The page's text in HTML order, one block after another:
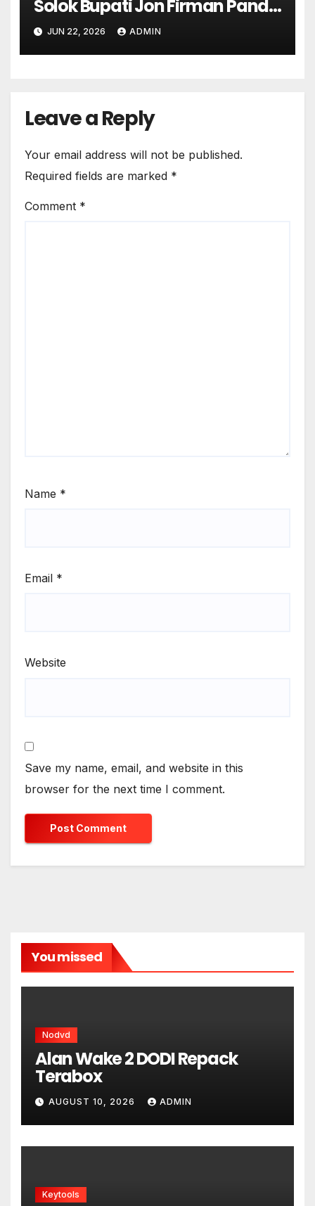
Solok Bupati Jon Firman Pandu
Pimpin Apel, Sensus Ekonomi
2026 Resmi Bergulir di Solok
JUN 22, 2026 ADMIN
Leave a Reply
Your email address will not be published.
Required fields are marked *
Comment *
Name *
Email *
Website
Save my name, email, and website in this
browser for the next time I comment.
You missed
Nodvd
Alan Wake 2 DODI Repack
Terabox
AUGUST 10, 2026 ADMIN
Keytools